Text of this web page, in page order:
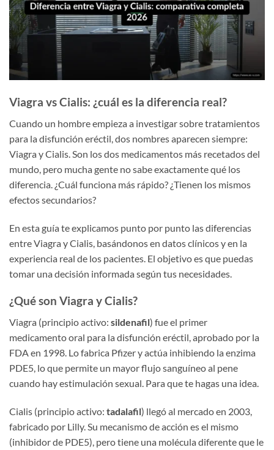
Viagra vs Cialis: ¿cuál es la diferencia real?
Cuando un hombre empieza a investigar sobre tratamientos
para la disfunción eréctil, dos nombres aparecen siempre:
Viagra y Cialis. Son los dos medicamentos más recetados del
mundo, pero mucha gente no sabe exactamente qué los
diferencia. ¿Cuál funciona más rápido? ¿Tienen los mismos
efectos secundarios?
En esta guía te explicamos punto por punto las diferencias
entre Viagra y Cialis, basándonos en datos clínicos y en la
experiencia real de los pacientes. El objetivo es que puedas
tomar una decisión informada según tus necesidades.
¿Qué son Viagra y Cialis?
Viagra (principio activo: sildenafil) fue el primer
medicamento oral para la disfunción eréctil, aprobado por la
FDA en 1998. Lo fabrica Pfizer y actúa inhibiendo la enzima
PDE5, lo que permite un mayor flujo sanguíneo al pene
cuando hay estimulación sexual. Para que te hagas una idea.
Cialis (principio activo: tadalafil) llegó al mercado en 2003,
fabricado por Lilly. Su mecanismo de acción es el mismo
(inhibidor de PDE5), pero tiene una molécula diferente que le